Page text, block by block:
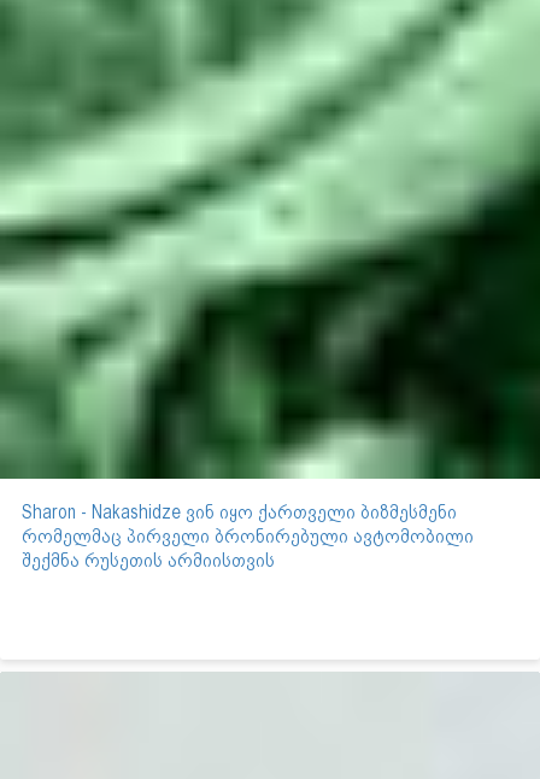
Sharon - Nakashidze ვინ იყო ქართველი ბიზმესმენი
რომელმაც პირველი ბრონირებული ავტომობილი
შექმნა რუსეთის არმიისთვის